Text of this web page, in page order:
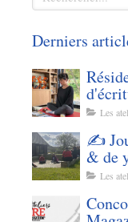
Derniers
Les
✍️
& de
Les